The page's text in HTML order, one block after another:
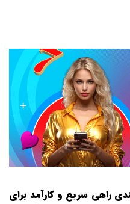
راهی سریع و کارآمد برای